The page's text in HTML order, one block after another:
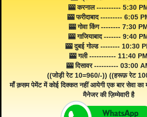
🎰 करनाल ---------- 5:30
🎰 फरीदाबाद --------- 6:05
🎰 गोवा किंग -------- 7:30
🎰 गाजियाबाद ------- 9:40
🎰 दुबई गोल्ड -------- 10:30
🎰 गली ----------- 11:40 PM
🎰 दिसावर ---------- 03:00
((जोड़ी रेट 10=960/-)) ((हरूफ़ रेट
माँ क़सम पेमेंट में कोई दिक्कत नहीं आयेगी एक बार सेवा
मैनेजर की ज़िम्मेवारी है